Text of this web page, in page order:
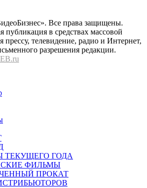
Все права защищены.
публикация в средствах массовой
телевидение, радио и Интернет,
разрешения редакции.
ТЕКУЩЕГО ГОДА
ФИЛЬМЫ
ПРОКАТ